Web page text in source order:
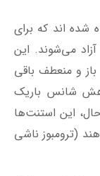
و به همین دلیل
باید به شکل
دنبال کنند تا
را کاهش دهند.
بیماران بعد از
درمان دارویی